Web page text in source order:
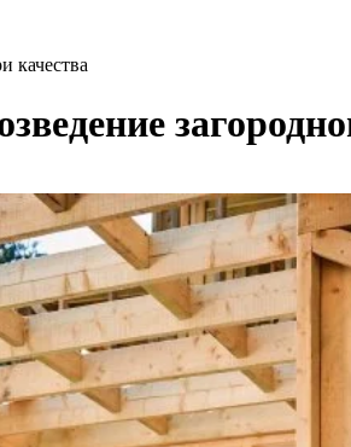
качества